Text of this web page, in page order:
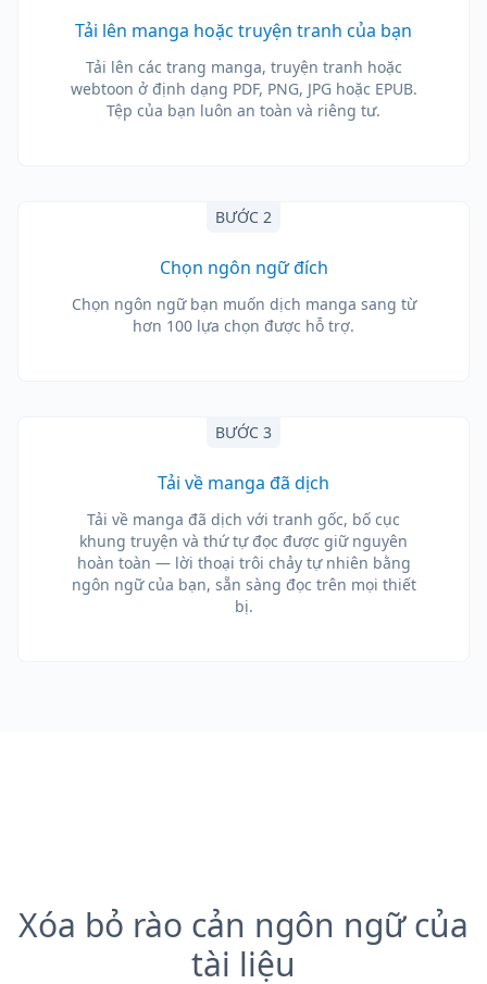
Tải lên manga hoặc truyện tranh của bạn
Tải lên các trang manga, truyện tranh hoặc
webtoon ở định dạng PDF, PNG, JPG hoặc EPUB.
Tệp của bạn luôn an toàn và riêng tư.
BƯỚC 2
Chọn ngôn ngữ đích
Chọn ngôn ngữ bạn muốn dịch manga sang từ
hơn 100 lựa chọn được hỗ trợ.
BƯỚC 3
Tải về manga đã dịch
Tải về manga đã dịch với tranh gốc, bố cục
khung truyện và thứ tự đọc được giữ nguyên
hoàn toàn — lời thoại trôi chảy tự nhiên bằng
ngôn ngữ của bạn, sẵn sàng đọc trên mọi thiết
bị.
Xóa bỏ rào cản ngôn ngữ của
tài liệu